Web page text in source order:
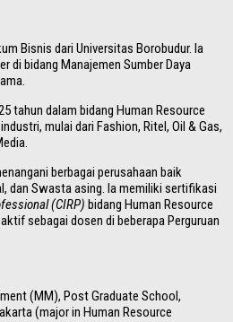
Bisnis dari Universitas Borobudur. Ia
di bidang Manajemen Sumber Daya
tahun dalam bidang Human Resource
mulai dari Fashion, Ritel, Oil & Gas,
berbagai perusahaan baik
dan Swasta asing. Ia memiliki sertifikasi
(CIRP) bidang Human Resource
sebagai dosen di beberapa Perguruan
(MM), Post Graduate School,
(major in Human Resource